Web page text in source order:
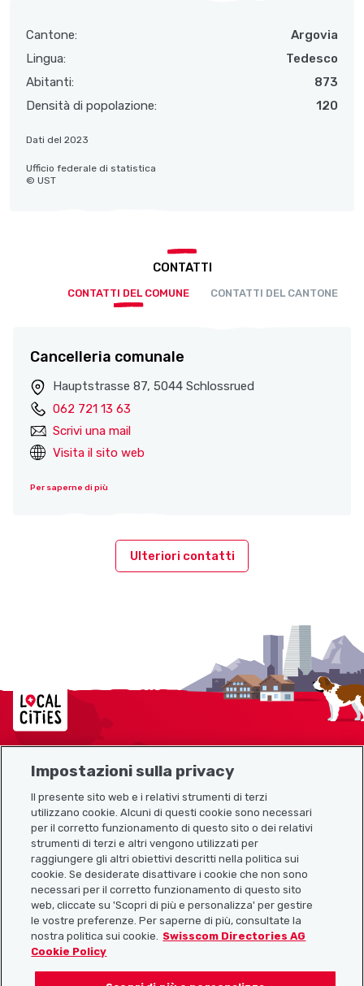
Cantone:
Argovia
Lingua:
Tedesco
Abitanti:
873
Densità di popolazione:
120
Dati del 2023
Ufficio federale di statistica
© UST
CONTATTI
CONTATTI DEL COMUNE CONTATTI DEL CANTONE
Cancelleria comunale
Hauptstrasse 87, 5044 Schlossrued
062 721 13 63
Scrivi una mail
Visita il sito web
Per saperne di più
Ulteriori contatti
Localcities
Link utili
Scarica l’app Localcities
Seguiteci su:
Impostazioni sulla privacy
Il presente sito web e i relativi strumenti di terzi
utilizzano cookie. Alcuni di questi cookie sono necessari
per il corretto funzionamento di questo sito o dei relativi
strumenti di terzi e altri vengono utilizzati per
raggiungere gli altri obiettivi descritti nella politica sui
cookie. Se desiderate disattivare i cookie che non sono
necessari per il corretto funzionamento di questo sito
web, cliccate su 'Scopri di più e personalizza' per gestire
le vostre preferenze. Per saperne di più, consultate la
nostra politica sui cookie.
Swisscom Directories AG
Cookie Policy